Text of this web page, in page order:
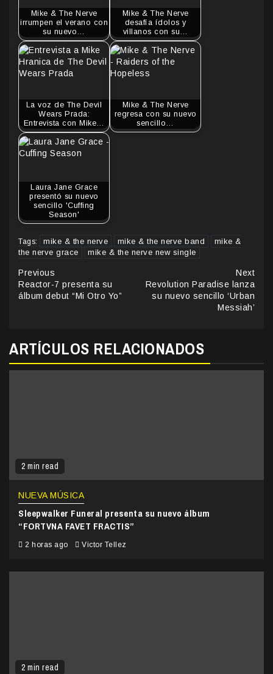
Mike & The Nerve
irrumpen el verano con
su nuevo…
Mike & The Nerve
desafía ídolos y
villanos con su…
La voz de The Devil
Wears Prada:
Entrevista con Mike…
Mike & The Nerve
regresa con su nuevo
sencillo…
Laura Jane Grace
presentó su nuevo
sencillo 'Cuffing
Season'
Tags: mike & the nerve mike & the nerve band
mike &
the nerve grace
mike & the nerve new single
Continue
Reading
Previous
Reactor-7 presenta su
álbum debut “Mi Otro Yo”
Next
Revolution Paradise lanza
su nuevo sencillo ‘Urban
Messiah’
ARTÍCULOS RELACIONADOS
2 min read
NUEVA MÚSICA
Sleepwalker Funeral presenta su nuevo álbum
“FORTVNA FAVET FRACTIS”
2 horas ago Victor Tellez
2 min read